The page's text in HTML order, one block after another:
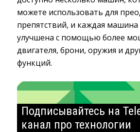
можете использовать для
препятствий, и каждая
улучшена с помощью более
двигателя, брони, оружия и
функций.
Подписывайтесь на
канал про технологии